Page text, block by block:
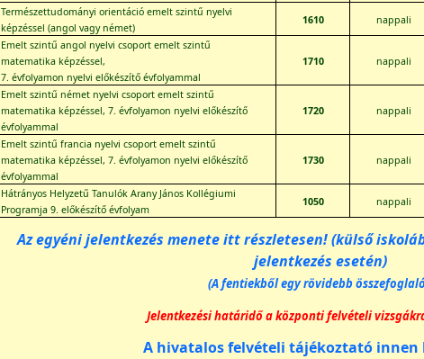
Természettudományi orientáció emelt szintű nyelvi
képzéssel (angol vagy német)
1610 nappali
Emelt szintű angol nyelvi csoport emelt szintű
matematika képzéssel,
7. évfolyamon nyelvi előkészítő évfolyammal
1710 nappali
Emelt szintű német nyelvi csoport emelt szintű
matematika képzéssel, 7. évfolyamon nyelvi előkészítő
évfolyammal
1720 nappali
Emelt szintű francia nyelvi csoport emelt szintű
matematika képzéssel, 7. évfolyamon nyelvi előkészítő
évfolyammal
1730 nappali
Hátrányos Helyzetű Tanulók Arany János Kollégiumi
Programja 9. előkészítő évfolyam
1050 nappali
Az egyéni jelentkezés menete itt részletesen! (külső
jelentkezés esetén)
(A fentiekből egy rövidebb
Jelentkezési határidő a központi felvételi
A hivatalos felvételi tájékoztató